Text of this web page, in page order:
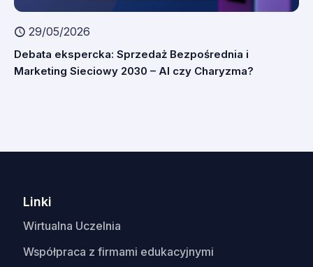
29/05/2026
Debata ekspercka: Sprzedaż Bezpośrednia i
Marketing Sieciowy 2030 – AI czy Charyzma?
Linki
Wirtualna Uczelnia
Współpraca z firmami edukacyjnymi